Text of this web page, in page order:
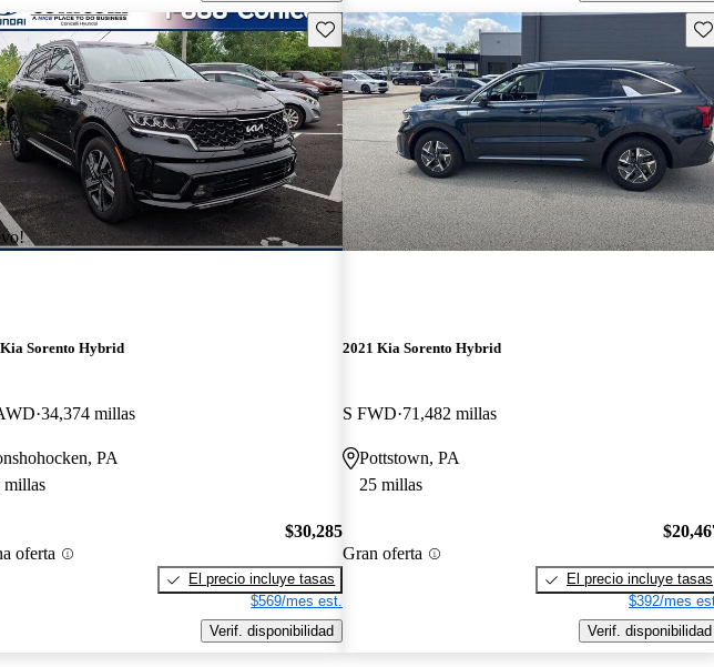
Aviso Guarda este Aviso
Sorento Hybrid
34,374 millas
PA
millas
oferta
$30,285
El precio incluye tasas
$569/mes est.
Verif. disponibilidad
2021 Kia Sorento Hybrid
S FWD 71,482 millas
Pottstown, PA
25 millas
Gran oferta
El precio incluye tasas
$392/mes
Verif. disponibilidad